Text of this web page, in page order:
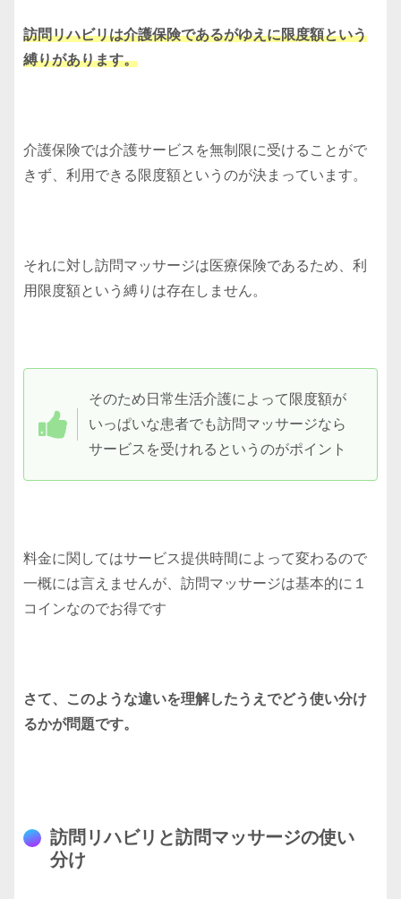
訪問リハビリは介護保険であるがゆえに限度額という
縛りがあります。
介護保険では介護サービスを無制限に受けることがで
きず、利用できる限度額というのが決まっています。
それに対し訪問マッサージは医療保険であるため、利
用限度額という縛りは存在しません。
そのため日常生活介護によって限度額が
いっぱいな患者でも訪問マッサージなら
サービスを受けれるというのがポイント
料金に関してはサービス提供時間によって変わるので
一概には言えませんが、訪問マッサージは基本的に１
コインなのでお得です
さて、このような違いを理解したうえでどう使い分け
るかが問題です。
訪問リハビリと訪問マッサージの使い
分け